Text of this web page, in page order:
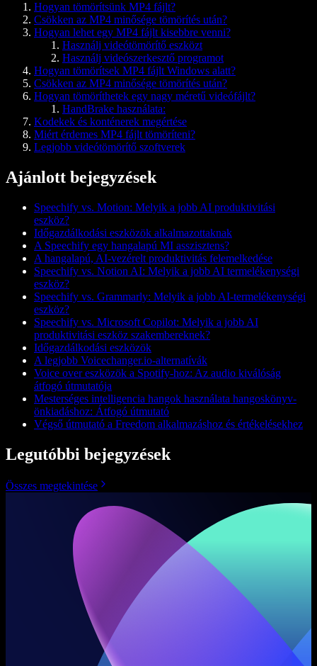
Hogyan tömörítsünk MP4 fájlt?
Csökken az MP4 minősége tömörítés után?
Hogyan lehet egy MP4 fájlt kisebbre venni?
Használj videótömörítő eszközt
Használj videószerkesztő programot
Hogyan tömörítsek MP4 fájlt Windows alatt?
Csökken az MP4 minősége tömörítés után?
Hogyan tömöríthetek egy nagy méretű videófájlt?
HandBrake használata:
Kodekek és konténerek megértése
Miért érdemes MP4 fájlt tömöríteni?
Legjobb videótömörítő szoftverek
Ajánlott bejegyzések
Speechify vs. Motion: Melyik a jobb AI produktivitási
eszköz?
Időgazdálkodási eszközök alkalmazottaknak
A Speechify egy hangalapú MI asszisztens?
A hangalapú, AI-vezérelt produktivitás felemelkedése
Speechify vs. Notion AI: Melyik a jobb AI termelékenységi
eszköz?
Speechify vs. Grammarly: Melyik a jobb AI-termelékenységi
eszköz?
Speechify vs. Microsoft Copilot: Melyik a jobb AI
produktivitási eszköz szakembereknek?
Időgazdálkodási eszközök
A legjobb Voicechanger.io-alternatívák
Voice over eszközök a Spotify-hoz: Az audio kiválóság
átfogó útmutatója
Mesterséges intelligencia hangok használata hangoskönyv-
önkiadáshoz: Átfogó útmutató
Végső útmutató a Freedom alkalmazáshoz és értékelésekhez
Legutóbbi bejegyzések
Összes megtekintése